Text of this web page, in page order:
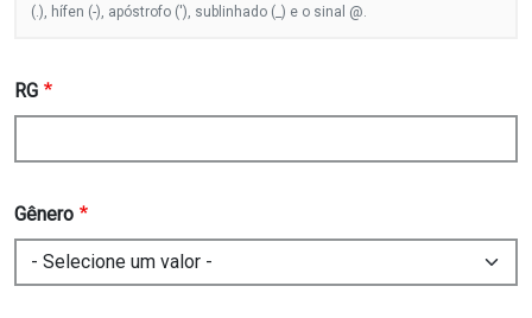
(.), hífen (-), apóstrofo ('), sublinhado (_) e o sinal @.
RG
Gênero